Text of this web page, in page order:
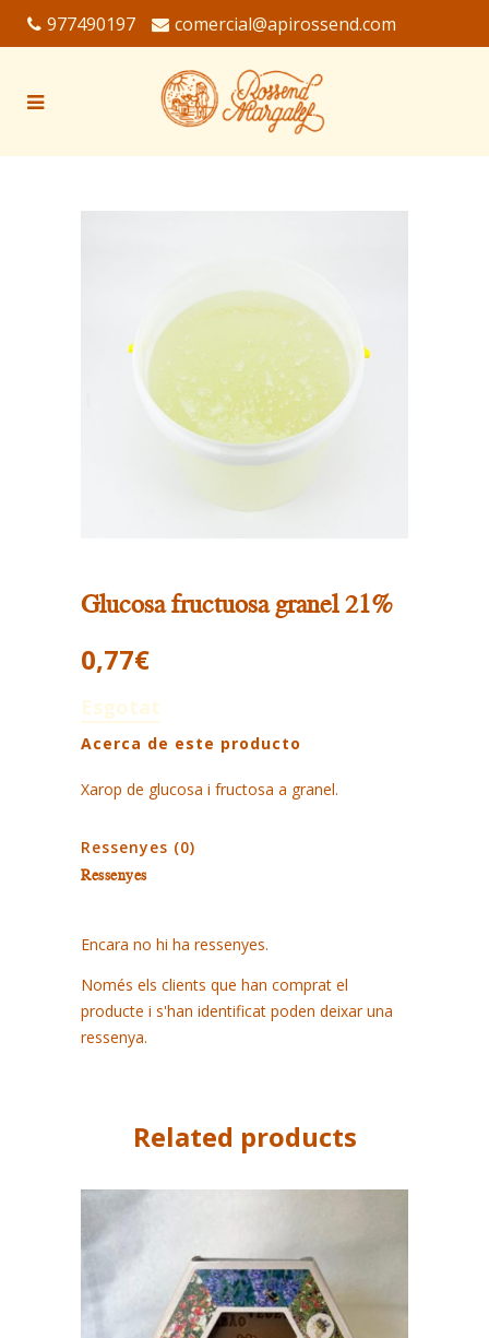
977490197 comercial@apirossend.com
Glucosa fructuosa granel 21%
0,77€
Esgotat
Acerca de este producto
Xarop de glucosa i fructosa a granel.
Ressenyes (0)
Ressenyes
Encara no hi ha ressenyes.
Només els clients que han comprat el
producte i s'han identificat poden deixar una
ressenya.
Related products